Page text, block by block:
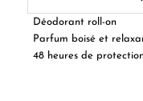
Déodorant roll-on
Parfum boisé et
48 heures de